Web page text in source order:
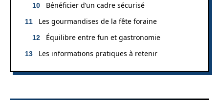
Bénéficier d’un cadre sécurisé
Les gourmandises de la fête foraine
Équilibre entre fun et gastronomie
Les informations pratiques à retenir